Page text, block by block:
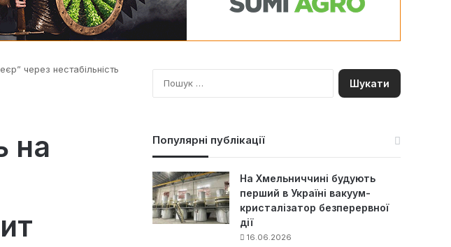
через нестабільність
на
П
о
Популярні публікації
На Хмельниччині будують
перший в Україні вакуум-
кристалізатор безперервної
дії
16.06.2026